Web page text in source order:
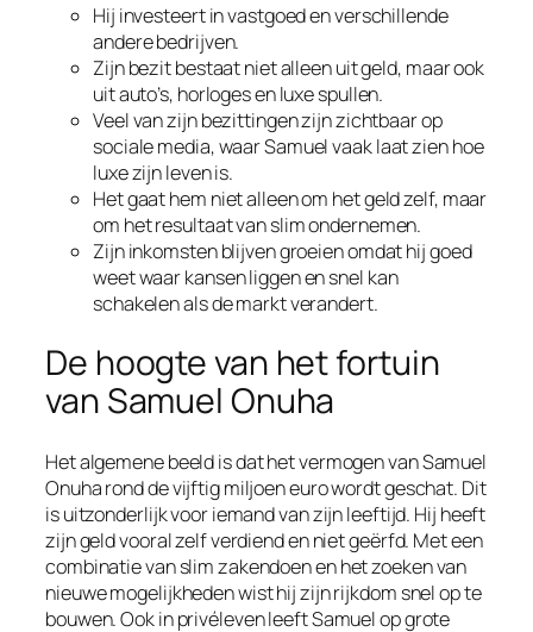
Hij investeert in vastgoed en verschillende
andere bedrijven.
Zijn bezit bestaat niet alleen uit geld, maar ook
uit auto’s, horloges en luxe spullen.
Veel van zijn bezittingen zijn zichtbaar op
sociale media, waar Samuel vaak laat zien hoe
luxe zijn leven is.
Het gaat hem niet alleen om het geld zelf, maar
om het resultaat van slim ondernemen.
Zijn inkomsten blijven groeien omdat hij goed
weet waar kansen liggen en snel kan
schakelen als de markt verandert.
De hoogte van het fortuin
van Samuel Onuha
Het algemene beeld is dat het vermogen van Samuel
Onuha rond de vijftig miljoen euro wordt geschat. Dit
is uitzonderlijk voor iemand van zijn leeftijd. Hij heeft
zijn geld vooral zelf verdiend en niet geërfd. Met een
combinatie van slim zakendoen en het zoeken van
nieuwe mogelijkheden wist hij zijn rijkdom snel op te
bouwen. Ook in privéleven leeft Samuel op grote